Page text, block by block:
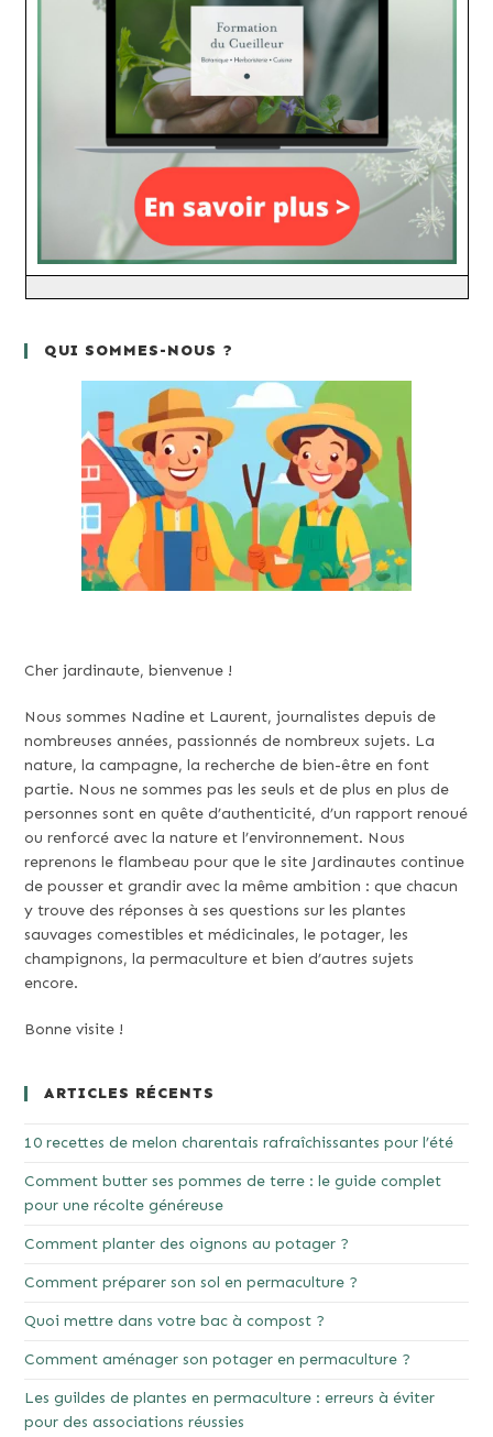
QUI SOMMES-NOUS ?
Cher jardinaute, bienvenue !
Nous sommes Nadine et Laurent, journalistes depuis de
nombreuses années, passionnés de nombreux sujets. La
nature, la campagne, la recherche de bien-être en font
partie. Nous ne sommes pas les seuls et de plus en plus de
personnes sont en quête d’authenticité, d’un rapport renoué
ou renforcé avec la nature et l’environnement. Nous
reprenons le flambeau pour que le site Jardinautes continue
de pousser et grandir avec la même ambition : que chacun
y trouve des réponses à ses questions sur les plantes
sauvages comestibles et médicinales, le potager, les
champignons, la permaculture et bien d’autres sujets
encore.
Bonne visite !
ARTICLES RÉCENTS
10 recettes de melon charentais rafraîchissantes pour l’été
Comment butter ses pommes de terre : le guide complet
pour une récolte généreuse
Comment planter des oignons au potager ?
Comment préparer son sol en permaculture ?
Quoi mettre dans votre bac à compost ?
Comment aménager son potager en permaculture ?
Les guildes de plantes en permaculture : erreurs à éviter
pour des associations réussies